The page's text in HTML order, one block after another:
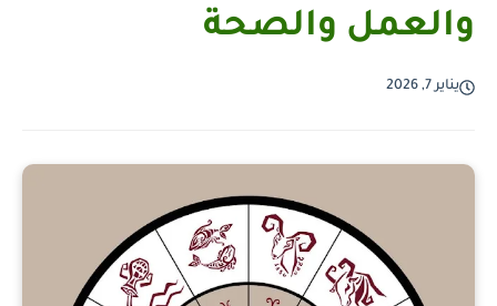
والعمل والصحة
يناير 7, 2026